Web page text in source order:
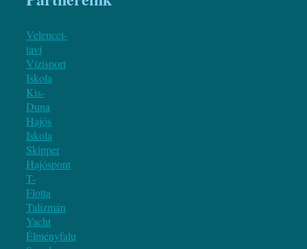
Velencei-
tavi
Vízisport
Iskola
Kis-
Duna
Hajós
Iskola
Skipper
Hajóspont
T-
Flotta
Talizmán
Yacht
Élményfalu